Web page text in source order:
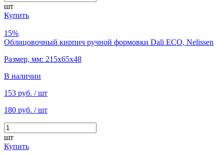
шт
Купить
15%
Облицовочный кирпич ручной формовки Dali ECO, Nelissen
Размер, мм: 215х65х48
В наличии
153 руб. / шт
180 руб. / шт
шт
Купить